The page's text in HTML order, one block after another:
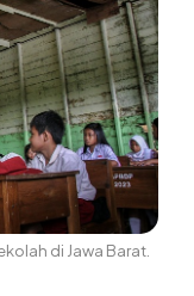
di Jawa Barat.